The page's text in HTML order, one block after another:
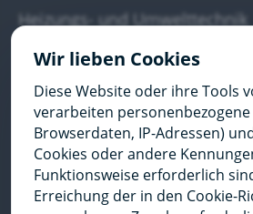
Heizungs- und Umwelttechnik
Wärmepumpen
Über uns
Kontakt
0151 11753064
E-Mail senden
Wir lieben Cookies
Diese Website oder ihre Tools
verarbeiten personenbezogene
Browserdaten, IP-Adressen)
Cookies oder andere
Funktionsweise erforderlich
Erreichung der in den Cookie-